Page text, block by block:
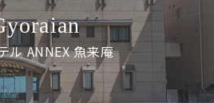
ル ANNEX 魚来庵